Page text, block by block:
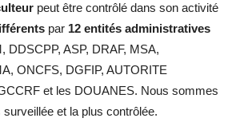
peut être contrôlé dans son activité
par 12 entités administratives
DDSCPP, ASP, DRAF, MSA,
ONCFS, DGFIP, AUTORITE
et les DOUANES. Nous sommes
et la plus contrôlée.